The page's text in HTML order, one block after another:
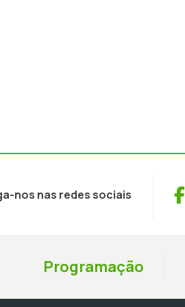
nos nas redes sociais
Programação